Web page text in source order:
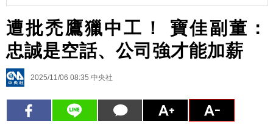
遭批禿鷹獵中工！ 寶佳副董：
忠誠是空話、公司強才能加薪
2025/11/06 08:35 中央社